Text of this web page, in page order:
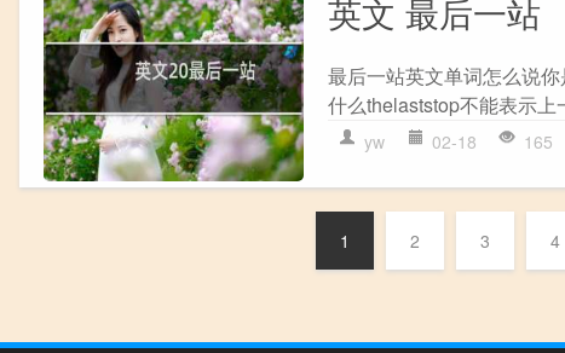
英文 最后一站
最后一站英文单词怎么说
什么thelaststop不能表示
yw 02-18 165
1 2 3 4